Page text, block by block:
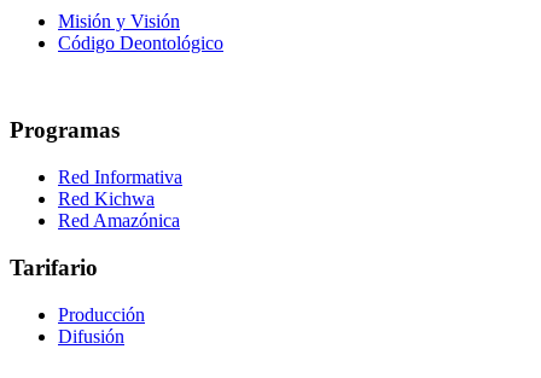
Misión y Visión
Código Deontológico
Programas
Red Informativa
Red Kichwa
Red Amazónica
Tarifario
Producción
Difusión